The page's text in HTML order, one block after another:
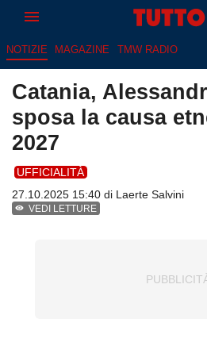
NOTIZIE MAGAZINE TMW RADIO
Catania,
sposa la causa
2027
UFFICIALITÀ
27.10.2025 15:40 di Laerte Salvini
VEDI LETTURE